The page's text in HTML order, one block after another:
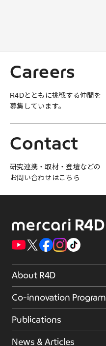
Careers
R4Dとともに挑戦する仲間を
募集しています。
Contact
研究連携・取材・登壇などの
お問い合わせはこちら
About R4D
Co-innovation Program
Publications
News & Articles